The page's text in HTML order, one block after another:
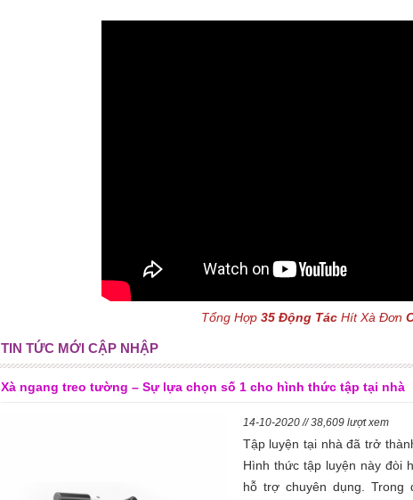
Tổng Hợp35 Động Tác Hít Xà Đơn
TIN TỨC MỚI CẬP NHẬP
Xà ngang treo tường – Sự lựa chọn số 1 cho hình thức tập tại nhà
14-10-2020 // 38,609 lượt xem
Tập luyện tại nhà đã trở
Hình thức tập luyện này đòi
hỗ trợ chuyên dụng.